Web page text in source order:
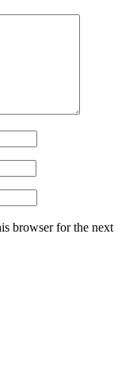
browser for the next